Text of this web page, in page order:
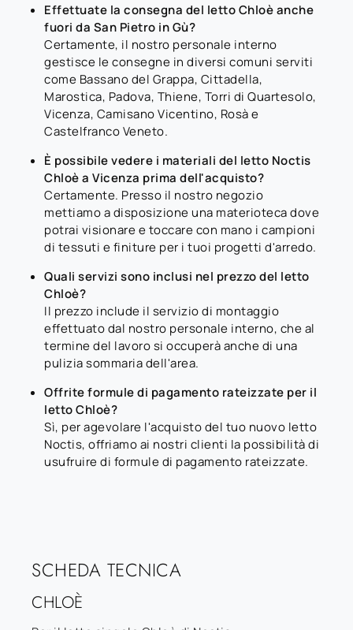
Effettuate la consegna del letto Chloè anche
fuori da San Pietro in Gù?
Certamente, il nostro personale interno
gestisce le consegne in diversi comuni serviti
come Bassano del Grappa, Cittadella,
Marostica, Padova, Thiene, Torri di Quartesolo,
Vicenza, Camisano Vicentino, Rosà e
Castelfranco Veneto.
È possibile vedere i materiali del letto Noctis
Chloè a Vicenza prima dell'acquisto?
Certamente. Presso il nostro negozio
mettiamo a disposizione una materioteca dove
potrai visionare e toccare con mano i campioni
di tessuti e finiture per i tuoi progetti d'arredo.
Quali servizi sono inclusi nel prezzo del letto
Chloè?
Il prezzo include il servizio di montaggio
effettuato dal nostro personale interno, che al
termine del lavoro si occuperà anche di una
pulizia sommaria dell'area.
Offrite formule di pagamento rateizzate per il
letto Chloè?
Sì, per agevolare l'acquisto del tuo nuovo letto
Noctis, offriamo ai nostri clienti la possibilità di
usufruire di formule di pagamento rateizzate.
SCHEDA TECNICA
CHLOÈ